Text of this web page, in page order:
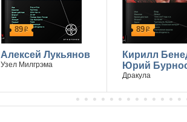
89р
Алексей Лукьянов
Узел Милгрэма
89р
Кирилл
Юрий
Дракула